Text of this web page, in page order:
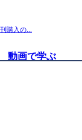
購入の...
動画で学ぶ